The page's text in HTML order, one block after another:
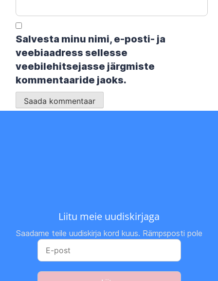
Salvesta minu nimi, e-posti- ja
veebiaadress sellesse
veebilehitsejasse järgmiste
kommentaaride jaoks.
Liitu meie uudiskirjaga
Saadame teile uudiskirja kord kuus. Rämpsposti pole